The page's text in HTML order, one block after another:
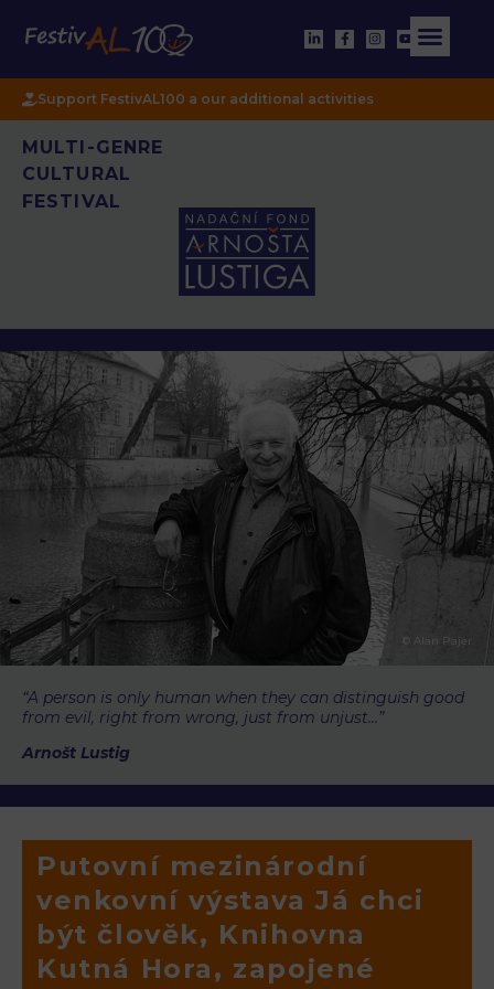
Support FestivAL100 a our additional activities
MULTI-GENRE
CULTURAL
FESTIVAL
© Alan Pajer
“A person is only human when they can distinguish good
from evil, right from wrong, just from unjust…”
Arnošt Lustig
Putovní mezinárodní
venkovní výstava Já chci
být člověk, Knihovna
Kutná Hora, zapojené